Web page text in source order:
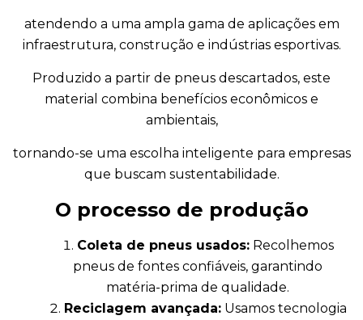
atendendo a uma ampla gama de aplicações em
infraestrutura, construção e indústrias esportivas.
Produzido a partir de pneus descartados, este
material combina benefícios econômicos e
ambientais,
tornando-se uma escolha inteligente para empresas
que buscam sustentabilidade.
O processo de produção
Coleta de pneus usados:Recolhemos
pneus de fontes confiáveis, garantindo
matéria-prima de qualidade.
Reciclagem avançada:Usamos tecnologia